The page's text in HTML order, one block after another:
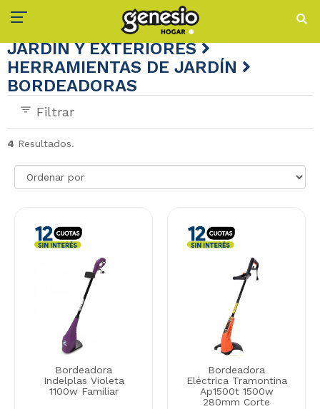
JARDÍN Y EXTERIORES
HERRAMIENTAS DE JARDÍN
BORDEADORAS
Filtrar
4 Resultados.
Bordeadora
Indelplas Violeta
1100w Familiar
Bordeadora
Eléctrica Tramontina
Ap1500t 1500w
280mm Corte